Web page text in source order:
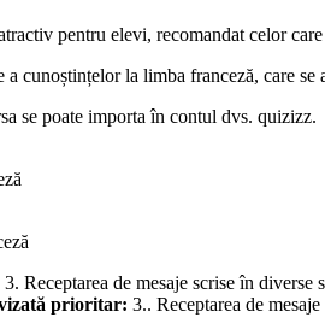
pentru elevi, recomandat celor
a cunoștințelor la limba franceză, care
se poate importa în contul dvs. quizizz.
3. Receptarea de mesaje scrise în diverse
prioritar: 3.. Receptarea de